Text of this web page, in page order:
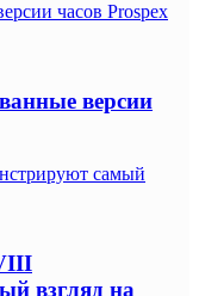
часов Prospex
версии
самый
взгляд на